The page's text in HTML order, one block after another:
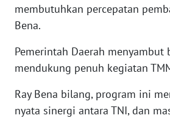
membutuhkan percepatan
Bena.
Pemerintah Daerah menyambut
mendukung penuh kegiatan
Ray Bena bilang, program ini
nyata sinergi antara TNI, dan
WN
DAIRI
WN
DANAU